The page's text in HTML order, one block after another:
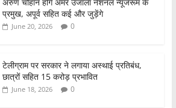
अरुण चौहान होंगे अमर उजाला नेशनल न्यूजरूम के
प्रमुख, अपूर्व सहित कई और जुड़ेंगे
June 20, 2026 0
टेलीग्राम पर सरकार ने लगाया अस्थाई प्रतिबंध,
छात्रों सहित 15 करोड़ प्रभावित
June 18, 2026 0